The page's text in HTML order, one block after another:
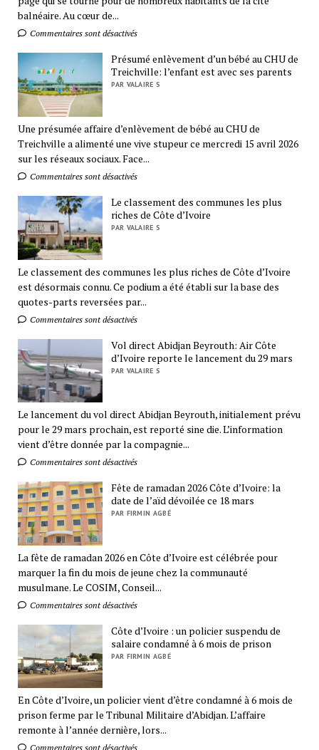
balnéaire. Au cœur de...
Commentaires sont désactivés
Présumé enlèvement d’un bébé au CHU de
Treichville: l’enfant est avec ses parents
PAR VALAIRE S
Une présumée affaire d’enlèvement de bébé au CHU de
Treichville a alimenté une vive stupeur ce mercredi 15 avril 2026
sur les réseaux sociaux. Face...
Commentaires sont désactivés
Le classement des communes les plus
riches de Côte d’Ivoire
PAR VALAIRE S
Le classement des communes les plus riches de Côte d’Ivoire
est désormais connu. Ce podium a été établi sur la base des
quotes-parts reversées par...
Commentaires sont désactivés
Vol direct Abidjan Beyrouth: Air Côte
d’Ivoire reporte le lancement du 29 mars
PAR VALAIRE S
Le lancement du vol direct Abidjan Beyrouth, initialement prévu
pour le 29 mars prochain, est reporté sine die. L’information
vient d’être donnée par la compagnie...
Commentaires sont désactivés
Fête de ramadan 2026 Côte d’Ivoire: la
date de l’aïd dévoilée ce 18 mars
PAR FIRMIN AGBÉ
La fête de ramadan 2026 en Côte d’Ivoire est célébrée pour
marquer la fin du mois de jeune chez la communauté
musulmane. Le COSIM, Conseil...
Commentaires sont désactivés
Côte d’Ivoire : un policier suspendu de
salaire condamné à 6 mois de prison
PAR FIRMIN AGBÉ
En Côte d’Ivoire, un policier vient d’être condamné à 6 mois de
prison ferme par le Tribunal Militaire d’Abidjan. L’affaire
remonte à l’année dernière, lors...
Commentaires sont désactivés